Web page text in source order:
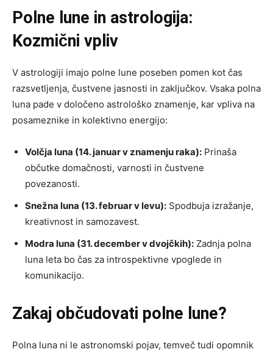
Polne lune in astrologija:
Kozmični vpliv
V astrologiji imajo polne lune poseben pomen kot čas
razsvetljenja, čustvene jasnosti in zaključkov. Vsaka polna
luna pade v določeno astrološko znamenje, kar vpliva na
posameznike in kolektivno energijo:
Volčja luna (14. januar v znamenju raka): Prinaša
občutke domačnosti, varnosti in čustvene
povezanosti.
Snežna luna (13. februar v levu): Spodbuja izražanje,
kreativnost in samozavest.
Modra luna (31. december v dvojčkih): Zadnja polna
luna leta bo čas za introspektivne vpoglede in
komunikacijo.
Zakaj občudovati polne lune?
Polna luna ni le astronomski pojav, temveč tudi opomnik